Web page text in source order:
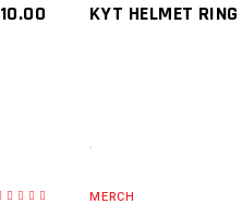
10.00 KYT HELMET RING
MERCH